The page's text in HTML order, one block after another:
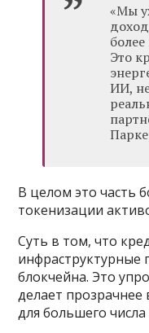
«Мы
Это
ИИ,
В целом это часть
токенизации
Суть в том, что
инфраструктурные
блокчейна. Это
делает прозрачнее
для большего